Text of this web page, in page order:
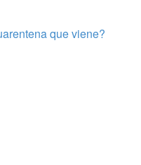
que viene?